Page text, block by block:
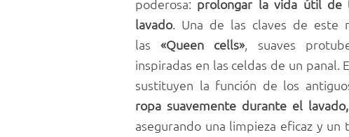
poderosa: prolongar la vida útil
lavado. Una de las claves de este
las«Queen cells», suaves
inspiradas en las celdas de un panal.
sustituyen la función de los
ropa suavemente durante el
asegurando una limpieza eficaz y